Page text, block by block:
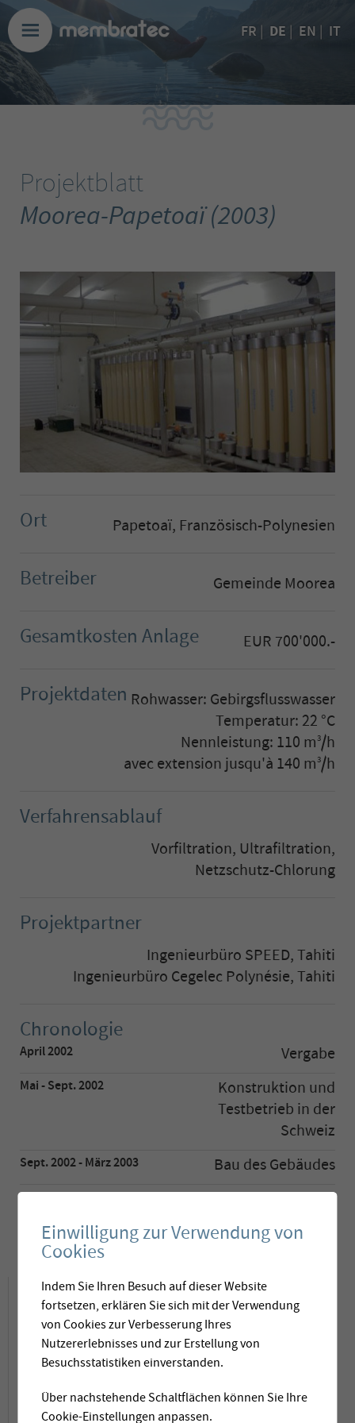
FR DE EN IT
Projektblatt
Moorea-Papetoaï (2003)
Ort Papetoaï, Französisch-Polynesien
Betreiber Gemeinde Moorea
Gesamtkosten Anlage EUR 700'000.-
Projektdaten Rohwasser: Gebirgsflusswasser
Temperatur: 22 °C
Nennleistung: 110 m3/h
avec extension jusqu'à 140 m3/h
Verfahrensablauf
Vorfiltration, Ultrafiltration,
Netzschutz-Chlorung
Projektpartner
Ingenieurbüro SPEED, Tahiti
Ingenieurbüro Cegelec Polynésie, Tahiti
Chronologie
April 2002 Vergabe
Mai - Sept. 2002
Konstruktion und
Testbetrieb in der
Schweiz
Sept. 2002 - März 2003 Bau des Gebäudes
Januar - März 2003 Transport per Schiff
Mai 2003 Inbetriebnahme
Projektbeschrieb
Zu Beginn des Jahres 2000 hat das
Französisch-Polynesien entscheiden, sein
Trinkwassernetz zu sanieren und
Einwilligung zur Verwendung von
Cookies
Indem Sie Ihren Besuch auf dieser Website
fortsetzen, erklären Sie sich mit der Verwendung
von Cookies zur Verbesserung Ihres
Nutzererlebnisses und zur Erstellung von
Besuchsstatistiken einverstanden.
Über nachstehende Schaltflächen können Sie Ihre
Cookie-Einstellungen anpassen.